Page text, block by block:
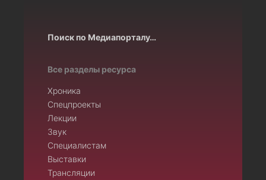
Поиск по Медиапорталу…
Все разделы ресурса
Хроника
Спецпроекты
Лекции
Звук
Специалистам
Выставки
Трансляции